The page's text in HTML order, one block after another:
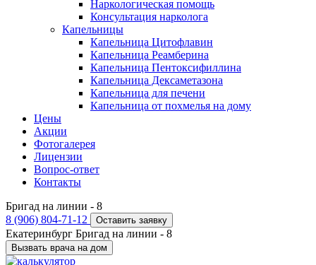
Наркологическая помощь
Консультация нарколога
Капельницы
Капельница Цитофлавин
Капельница Реамберина
Капельница Пентоксифиллина
Капельница Дексаметазона
Капельница для печени
Капельница от похмелья на дому
Цены
Акции
Фотогалерея
Лицензии
Вопрос-ответ
Контакты
Бригад на линии - 8
8 (906) 804-71-12
Оставить заявку
Екатеринбург Бригад на линии - 8
Вызвать врача на дом